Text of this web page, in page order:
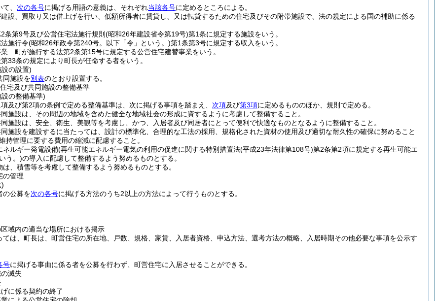
、 次の各号に掲げる用語の意義は、それぞれ当該各号に定めるところによる。
設、買取り又は借上げを行い、低額所得者に賃貸し、又は転貸するための住宅及びその附帯施設で、法の規定による国の補助に係る
第9号及び公営住宅法施行規則 (昭和26年建設省令第19号)第1条に規定する施設をいう。
施行令(昭和26年政令第240号。以下「令」という。)第1条第3号に規定する収入をいう。
町が施行する法第2条第15号に規定する公営住宅建替事業をいう。
33条の規定により町長が任命する者をいう。
の設置)
同施設を別表のとおり設置する。
宅及び共同施設の整備基準
の整備基準)
及び第2項の条例で定める整備基準は、次に掲げる事項を踏まえ、 次項及び第3項に定めるもののほか、規則で定める。
施設は、その周辺の地域を含めた健全な地域社会の形成に資するように考慮して整備すること。
施設は、安全、衛生、美観等を考慮し、かつ、入居者及び同居者にとって便利で快適なものとなるように整備すること。
施設を建設するに当たっては、設計の標準化、合理的な工法の採用、規格化された資材の使用及び適切な耐久性の確保に努めること
持管理に要する費用の縮減に配慮すること。
ネルギー発電設備(再生可能エネルギー電気の利用の促進に関する特別措置法(平成23年法律第108号)第2条第2項に規定する再生可能エ
う。)の導入に配慮して整備するよう努めるものとする。
、積雪等を考慮して整備するよう努めるものとする。
の管理
)
の公募を次の各号に掲げる方法のうち2以上の方法によって行うものとする。
域内の適当な場所における掲示
ては、町長は、町営住宅の所在地、戸数、規格、家賃、入居者資格、申込方法、選考方法の概略、入居時期その他必要な事項を公示す
号に掲げる事由に係る者を公募を行わず、町営住宅に入居させることができる。
滅失
に係る契約の終了